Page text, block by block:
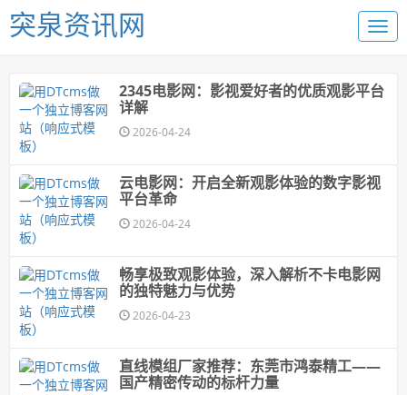
突泉资讯网
2345电影网：影视爱好者的优质观影平台
详解
2026-04-24
云电影网：开启全新观影体验的数字影视
平台革命
2026-04-24
畅享极致观影体验，深入解析不卡电影网
的独特魅力与优势
2026-04-23
直线模组厂家推荐：东莞市鸿泰精工——
国产精密传动的标杆力量